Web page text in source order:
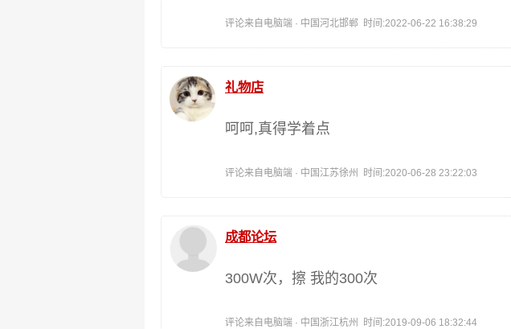
评论来自电脑端 · 中国河北邯郸 时间:2022-06-22 16:38:29
礼物店
呵呵,真得学着点
评论来自电脑端 · 中国江苏徐州 时间:2020-06-28 23:22:03
成都论坛
300W次，擦 我的300次
评论来自电脑端 · 中国浙江杭州 时间:2019-09-06 18:32:44